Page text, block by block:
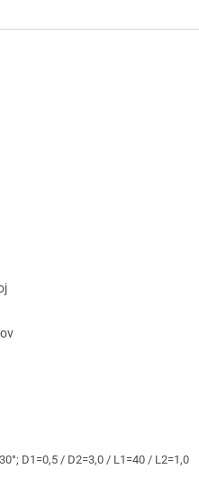
D1=0,5 / D2=3,0 / L1=40 / L2=1,0